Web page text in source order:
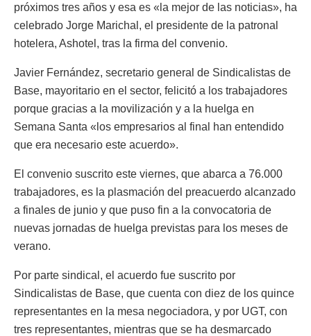
próximos tres años y esa es «la mejor de las noticias», ha
celebrado Jorge Marichal, el presidente de la patronal
hotelera, Ashotel, tras la firma del convenio.
Javier Fernández, secretario general de Sindicalistas de
Base, mayoritario en el sector, felicitó a los trabajadores
porque gracias a la movilización y a la huelga en
Semana Santa «los empresarios al final han entendido
que era necesario este acuerdo».
El convenio suscrito este viernes, que abarca a 76.000
trabajadores, es la plasmación del preacuerdo alcanzado
a finales de junio y que puso fin a la convocatoria de
nuevas jornadas de huelga previstas para los meses de
verano.
Por parte sindical, el acuerdo fue suscrito por
Sindicalistas de Base, que cuenta con diez de los quince
representantes en la mesa negociadora, y por UGT, con
tres representantes, mientras que se ha desmarcado